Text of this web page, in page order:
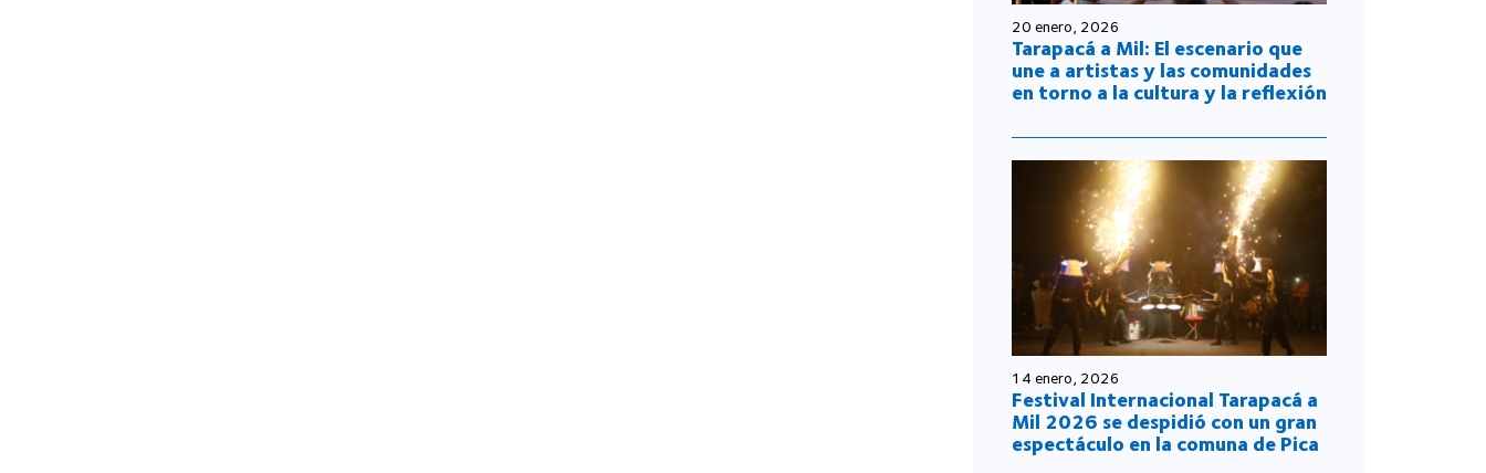
20 enero, 2026
Tarapacá a Mil: El escenario que
une a artistas y las comunidades
en torno a la cultura y la reflexión
14 enero, 2026
Festival Internacional Tarapacá a
Mil 2026 se despidió con un gran
espectáculo en la comuna de Pica